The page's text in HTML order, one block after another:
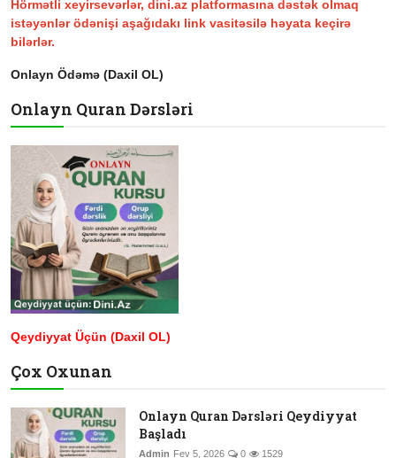
Hörmətli xeyirsevərlər, dini.az platformasına dəstək olmaq
istəyənlər ödənişi aşağıdakı link vasitəsilə həyata keçirə
bilərlər.
Onlayn Ödəmə (Daxil OL)
Onlayn Quran Dərsləri
Qeydiyyat Üçün (Daxil OL)
Çox Oxunan
Onlayn Quran Dərsləri Qeydiyyat
Başladı
Admin Fev 5, 2026 0 1529